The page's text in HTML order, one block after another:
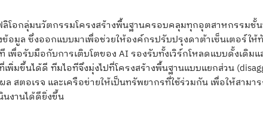
โอกลุ่มนวัตกรรมโครงสร้างพื้นฐานครอบคลุมทุกอุตสาหกรรมชั้น
ข้อมูล ซึ่งออกแบบมาเพื่อช่วยให้องค์กรปรับปรุงดาต้าเซ็นเตอร์ให้
พื่อรับมือกับการเติบโตของ AI รองรับทั้งเวิร์กโหลดแบบดั้งเดิม
พิ่มขึ้นได้ดี ทีมไอทีจึงมุ่งไปที่โครงสร้างพื้นฐานแบบแยกส่วน
สตอเรจ และเครือข่ายให้เป็นทรัพยากรที่ใช้ร่วมกัน เพื่อให้สามา
นงานได้ดียิ่งขึ้น